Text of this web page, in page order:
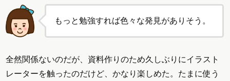
もっと勉強すれば色々な発見がありそう。
全然関係ないのだが、資料作りのため久しぶりにイラスト
レーターを触ったのだけど、かなり楽しめた。たまに使う